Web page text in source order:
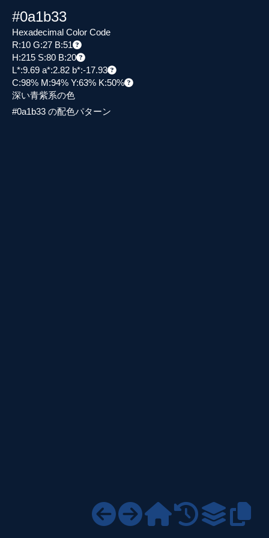
#0a1b33
Hexadecimal Color Code
R:10 G:27 B:51
H:215 S:80 B:20
L*:9.69 a*:2.82 b*:-17.93
C:98% M:94% Y:63% K:50%
深い青紫系の色
#0a1b33 の配色パターン